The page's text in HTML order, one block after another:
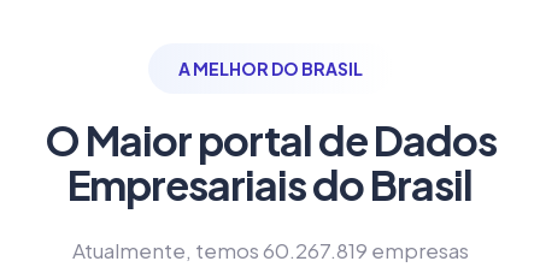
A MELHOR DO BRASIL
O Maior portal de Dados
Empresariais do Brasil
Atualmente, temos 60.267.819 empresas